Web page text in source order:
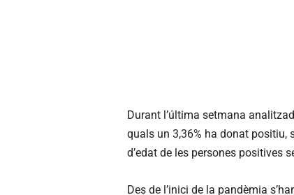
Durant l’última setmana
quals un 3,36% ha donat positiu,
d’edat de les persones positives
Des de l’inici de la pandèmia